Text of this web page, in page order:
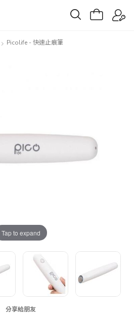
Picolife - 快速止痕筆
Tap to expand
分享給朋友